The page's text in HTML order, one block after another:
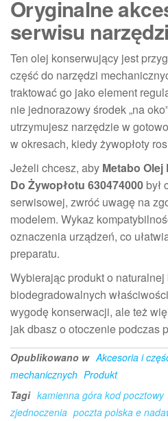
Oryginalne
serwisu
Ten olej konserwujący jest
część do narzędzi
traktować go jako element
nie jednorazowy środek „na
utrzymujesz narzędzie w
w okresach, kiedy żywopłoty
Jeżeli chcesz, aby Metabo
Do Żywopłotu 630474000 był
serwisowej, zwróć uwagę na
modelem. Wykaz
oznaczenia urządzeń, co
preparatu.
Wybierając produkt o naturalnej
biodegradowalnych
wygodę konserwacji, ale też
jak dbasz o otoczenie podczas
Opublikowano w Akcesoria i
mechanicznych Produkt
Tagi kamienna góra kod pocztowy
zjednoczenia poczta polska e